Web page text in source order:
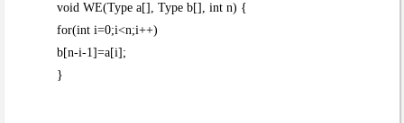
void WE(Type a[], Type b[], int n) {
for(int i=0;i<n;i++)
b[n-i-1]=a[i];
}